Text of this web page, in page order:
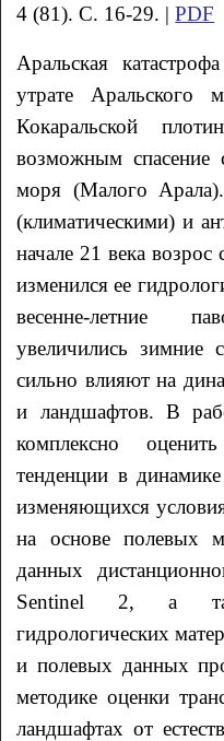
4 (81). С. 16-29. |PDF
Аральская
утрате Аральского
Кокаральской
возможным спасение
моря (Малого
(климатическими) и
начале 21 века
изменился ее
весенне-летние
увеличились зимние
сильно влияют на
и ландшафтов. В
комплексно
тенденции в
изменяющихся
на основе полевых
данных
Sentinel 2, а
гидрологических
и полевых данных
методике оценки
ландшафтах от